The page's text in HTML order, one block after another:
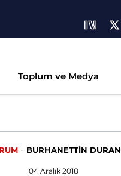
Toplum ve Medya
- BURHANETTİN DURAN
04 Aralık 2018